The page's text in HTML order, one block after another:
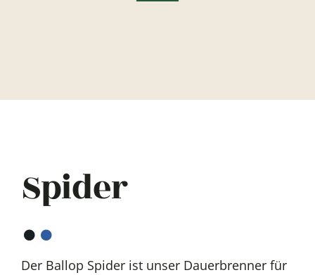
Spider
Der Ballop Spider ist unser Dauerbrenner für